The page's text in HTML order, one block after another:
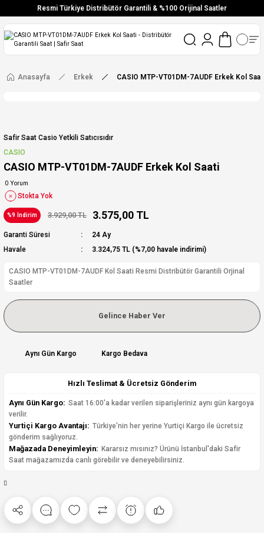
Resmi Türkiye Distribütör Garantili & %100 Orijinal Saatler
Vade Farksız 6 Taksit
Ücretsiz Kargo
Anasayfa Erkek CASIO MTP-VT01DM-7AUDF Erkek Kol Saati
Safir Saat Casio Yetkili Satıcısıdır
CASIO
CASIO MTP-VT01DM-7AUDF Erkek Kol Saati
0 Yorum
Stokta Yok
%9 İndirim 3.929,00 TL 3.575,00 TL
Garanti Süresi
24 Ay
Havale
3.324,75 TL (%7,00 havale indirimi)
CASIO MTP-VT01DM-7AUDF Kol Saati Resmi Distribütör Garantili Orjinal
Saatler
Gelince Haber Ver
Aynı Gün Kargo Kargo Bedava
Hızlı Teslimat & Ücretsiz Gönderim
Aynı Gün Kargo: Saat 16:00'a kadar verilen siparişleriniz aynı gün kargoya
verilir.
Yurtiçi Kargo Avantajı: Türkiye'nin her yerine Yurtiçi Kargo ile ücretsiz
gönderim sağlıyoruz.
Mağazada Deneyimleyin: Kararsız mısınız? Ürünü İstanbul'daki Safir
Saat mağazamızda canlı görebilir ve deneyebilirsiniz.